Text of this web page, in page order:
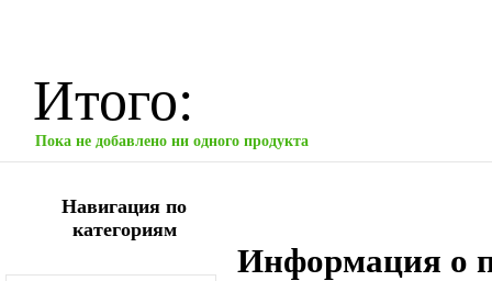
Итого:
Пока не добавлено ни одного продукта
Навигация по
категориям
Информация о